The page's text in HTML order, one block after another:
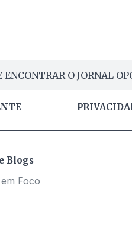
ENCONTRAR O JORNAL
Blogs
Foco